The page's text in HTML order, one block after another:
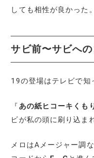
しても相性が良かった。
サビ前〜サビへ
19の登場はテレビで知
『あの紙ヒコーキくも
ビが私の頭に刷り込ま
メロはAメージャー調